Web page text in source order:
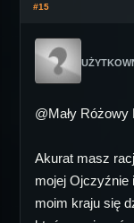
#15
@Mały Różowy
Akurat masz
mojej Ojczyźnie
moim kraju się